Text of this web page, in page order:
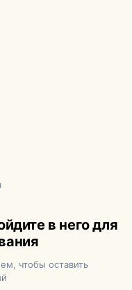
в него для
чтобы оставить